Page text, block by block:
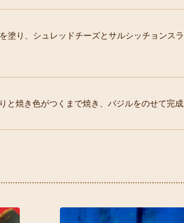
塗り、シュレッドチーズとサルシッチョンス
と焼き色がつくまで焼き、バジルをのせて完成